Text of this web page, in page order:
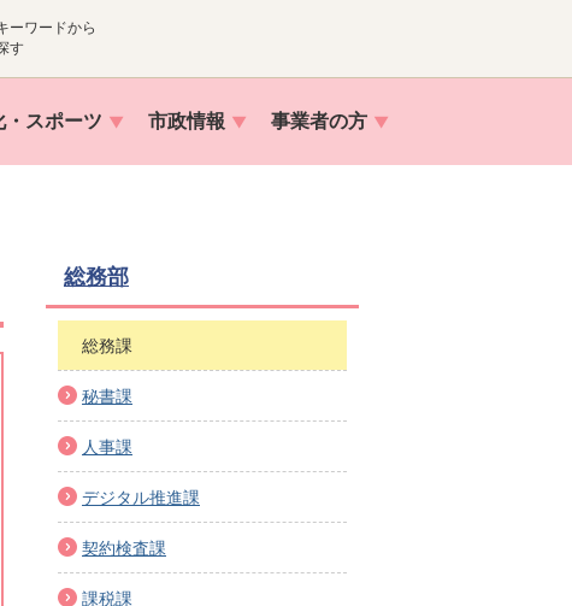
ーワードから
す
スポーツ 市政情報 事業者の方
総務部
総務課
秘書課
人事課
デジタル推進課
契約検査課
課税課